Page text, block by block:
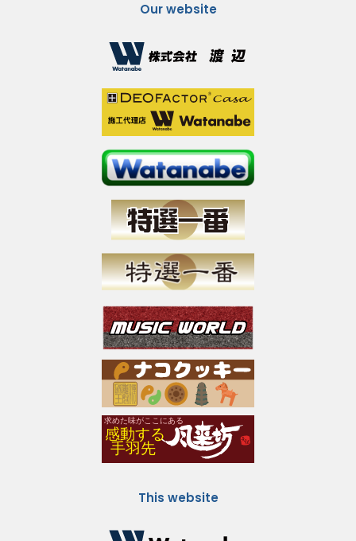
Our website
This website